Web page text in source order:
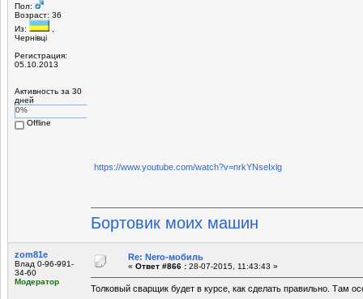
Пол:
Возраст: 36
Из:
Чернівці
Регистрация:
05.10.2013
Активность за 30
дней
0%
Offline
https://www.youtube.com/watch?v=nrkYNseIxlg
Бортовик моих машин
zom81e
Влад 0-96-991-
34-60
Модератор
Re: Nero-мобиль
« Ответ #866 : 28-07-2015, 11:43:43 »
Толковый сварщик будет в курсе, как сделать правильно. Там